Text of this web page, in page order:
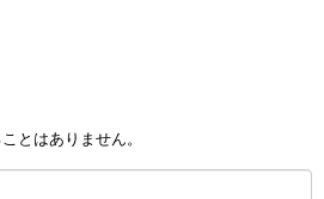
とはありません。